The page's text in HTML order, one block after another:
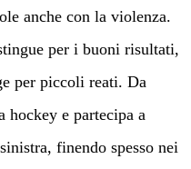
anche con la violenza.
per i buoni risultati,
per piccoli reati. Da
hockey e partecipa a
finendo spesso nei